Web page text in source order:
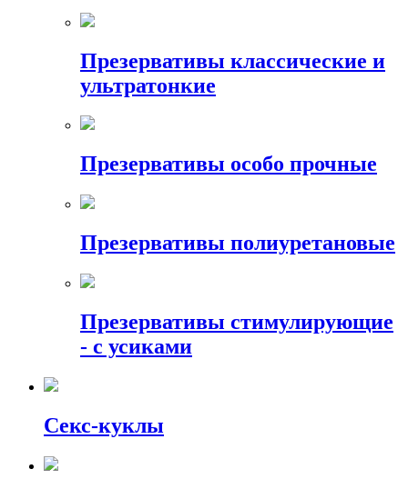
Презервативы классические и
ультратонкие
Презервативы особо прочные
Презервативы полиуретановые
Презервативы стимулирующие
- с усиками
Секс-куклы